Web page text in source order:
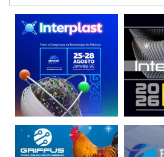
Uma vez que os ambientes
complexos e sua superfície de
cada vez mais importante para as
suas identidades para melhor